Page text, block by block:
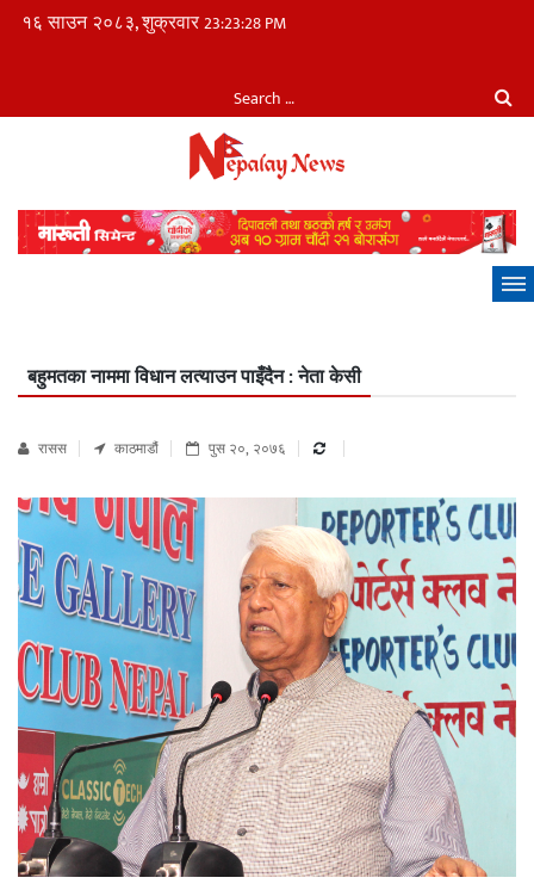
१६ साउन २०८३, शुक्रवार23:23:29 PM
बहुमतका नाममा विधान लत्याउन पाइँदैन : नेता केसी
रासस काठमाडौं पुस २०, २०७६